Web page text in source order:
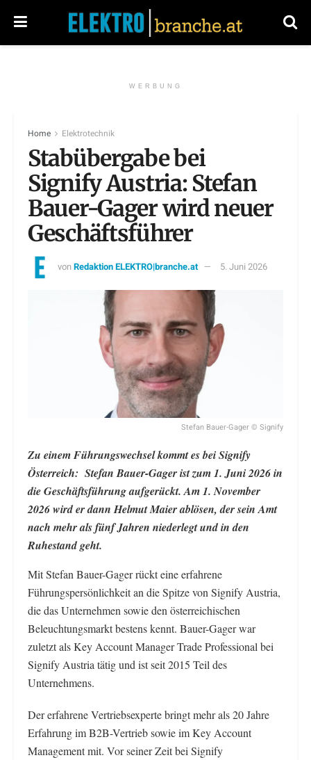
WERBUNG
Home Elektrotechnik
Stabübergabe bei
Signify Austria: Stefan
Bauer-Gager wird neuer
Geschäftsführer
vonRedaktion ELEKTRO|branche.at 5. Juni 2026
Stefan Bauer-Gager © Signify
Zu einem Führungswechsel kommt es bei Signify
Österreich: Stefan Bauer-Gager ist zum 1. Juni 2026 in
die Geschäftsführung aufgerückt. Am 1. November
2026 wird er dann Helmut Maier ablösen, der sein Amt
nach mehr als fünf Jahren niederlegt und in den
Ruhestand geht.
Mit Stefan Bauer-Gager rückt eine erfahrene
Führungspersönlichkeit an die Spitze von Signify Austria,
die das Unternehmen sowie den österreichischen
Beleuchtungsmarkt bestens kennt. Bauer-Gager war
zuletzt als Key Account Manager Trade Professional bei
Signify Austria tätig und ist seit 2015 Teil des
Unternehmens.
Der erfahrene Vertriebsexperte bringt mehr als 20 Jahre
Erfahrung im B2B-Vertrieb sowie im Key Account
Management mit. Vor seiner Zeit bei Signify